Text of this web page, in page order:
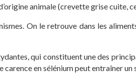
animale (crevette grise cuite,
On le retrouve dans les
qui constituent une des
en sélénium peut entraîner